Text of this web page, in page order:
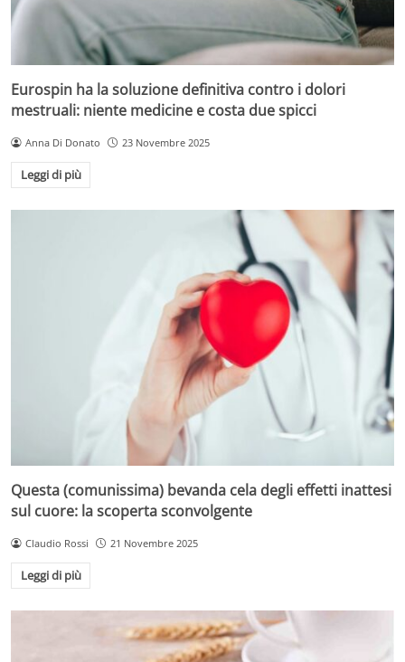
Eurospin ha la soluzione definitiva contro i dolori
mestruali: niente medicine e costa due spicci
Anna Di Donato 23 Novembre 2025
Leggi di più
Questa (comunissima) bevanda cela degli effetti inattesi
sul cuore: la scoperta sconvolgente
Claudio Rossi 21 Novembre 2025
Leggi di più